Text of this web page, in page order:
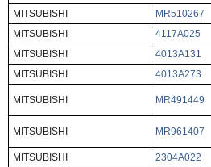
MITSUBISHI
MR510267
MITSUBISHI
4117A025
MITSUBISHI
4013A131
MITSUBISHI
4013A273
MITSUBISHI MR491449
MITSUBISHI MR961407
MITSUBISHI
2304A022